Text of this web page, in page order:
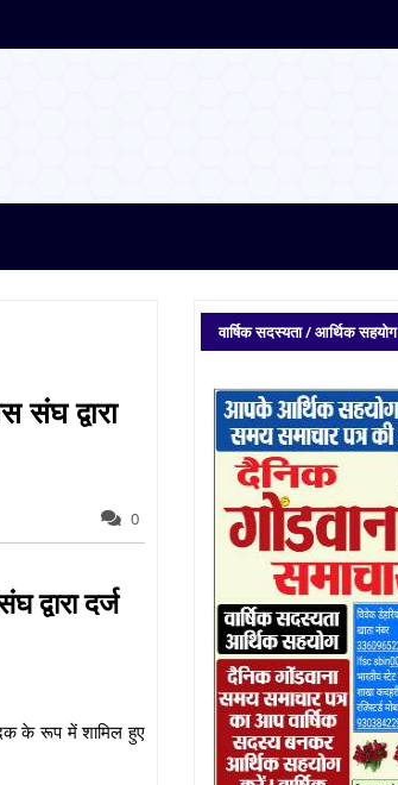
द्वारा
0
दर्ज
के रूप में शामिल हुए
वार्षिक सदस्यता / आर्थिक सहयोग